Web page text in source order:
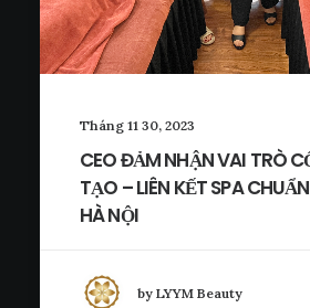
Tháng 11 30, 2023
CEO ĐẢM NHẬN VAI TRÒ
TẠO – LIÊN KẾT SPA
HÀ NỘI
by LYYM Beauty